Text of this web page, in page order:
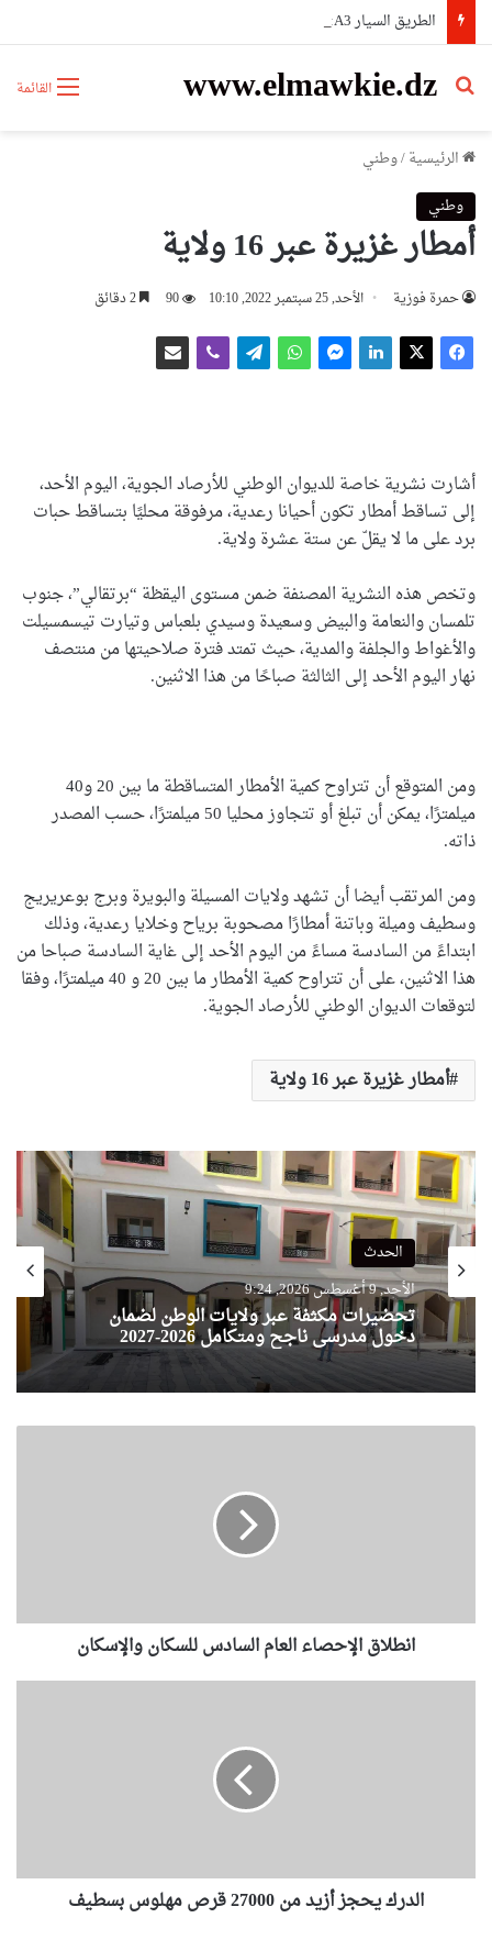
القائمة www.elmawkie.dz
بحث عن
الرئيسية/وطني
وطني
أمطار غزيرة عبر 16 ولاية
حمرة فوزية الأحد, 25 سبتمبر 2022, 10:10 90
أشارت نشرية خاصة للديوان الوطني للأرصاد الجوية، اليوم الأحد،
إلى تساقط أمطار تكون أحيانا رعدية، مرفوقة محليًا بتساقط حبات
برد على ما لا يقلّ عن ستة عشرة ولاية.
وتخص هذه النشرية المصنفة ضمن مستوى اليقظة “برتقالي”، جنوب
تلمسان والنعامة والبيض وسعيدة وسيدي بلعباس وتيارت تيسمسيلت
والأغواط والجلفة والمدية، حيث تمتد فترة صلاحيتها من منتصف
نهار اليوم الأحد إلى الثالثة صباحًا من هذا الاثنين.
ومن المتوقع أن تتراوح كمية الأمطار المتساقطة ما بين 20 و40
ميلمترًا، يمكن أن تبلغ أو تتجاوز محليا 50 ميلمترًا، حسب المصدر
ذاته.
ومن المرتقب أيضا أن تشهد ولايات المسيلة والبويرة وبرج بوعريريج
وسطيف وميلة وباتنة أمطارًا مصحوبة برياح وخلايا رعدية، وذلك
ابتداءً من السادسة مساءً من اليوم الأحد إلى غاية السادسة صباحا من
هذا الاثنين، على أن تتراوح كمية الأمطار ما بين 20 و 40 ميلمترًا، وفقا
لتوقعات الديوان الوطني للأرصاد الجوية.
أمطار غزيرة عبر 16 ولاية
الحدث
الأحد, 9 أغسطس 2026, 9:24
تحضيرات مكثفة عبر ولايات الوطن لضمان
دخول مدرسي ناجح ومتكامل 2026-2027
إ
ل
انطلاق الإحصاء العام السادس للسكان والإسكان
ز
الدرك يحجز أزيد من 27000 قرص مهلوس بسطيف